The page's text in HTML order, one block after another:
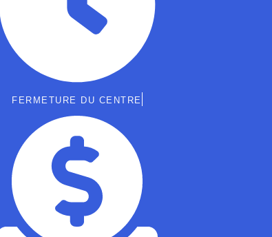
FERMETURE DU CENTRE